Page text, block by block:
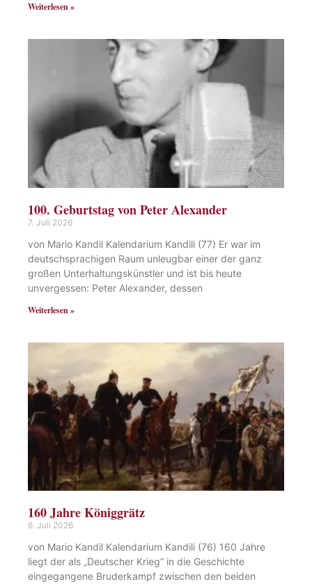
Weiterlesen »
100. Geburtstag von Peter Alexander
7. Juli 2026
von Mario Kandil Kalendarium Kandili (77) Er war im
deutschsprachigen Raum unleugbar einer der ganz
großen Unterhaltungskünstler und ist bis heute
unvergessen: Peter Alexander, dessen
Weiterlesen »
160 Jahre Königgrätz
6. Juli 2026
von Mario Kandil Kalendarium Kandili (76) 160 Jahre
liegt der als „Deutscher Krieg“ in die Geschichte
eingegangene Bruderkampf zwischen den beiden